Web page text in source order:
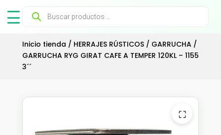
Búsqueda
productos
Inicio tienda / HERRAJES RÚSTICOS/ GARRUCHA/
GARRUCHA RYG GIRAT CAFE A TEMPER 120KL – 1155
3´´
⛶